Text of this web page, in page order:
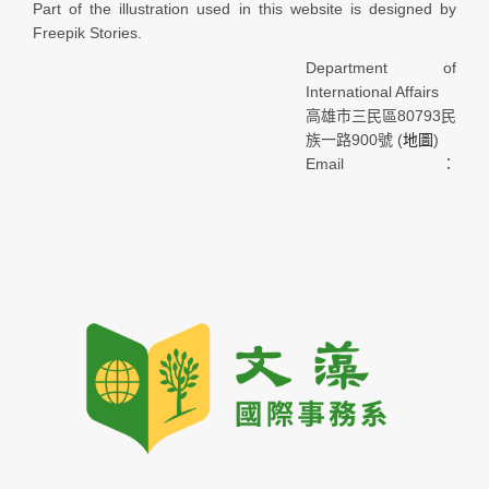
Part of the illustration used in this website is designed by
Freepik Stories.
Department of
International Affairs
高雄市三民區80793民
族一路900號 (地圖)
Email：